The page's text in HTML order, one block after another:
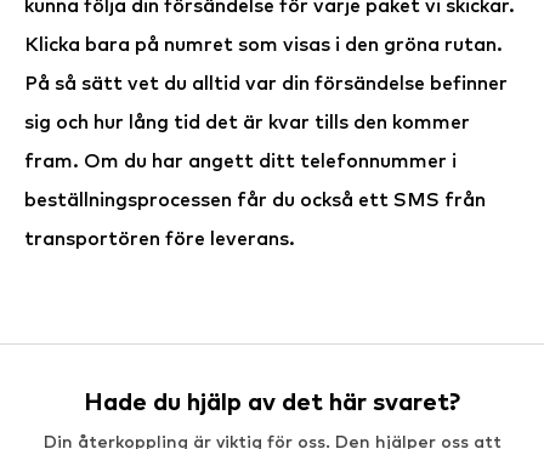
kunna följa din försändelse för varje paket vi skickar.
Klicka bara på numret som visas i den gröna rutan.
På så sätt vet du alltid var din försändelse befinner
sig och hur lång tid det är kvar tills den kommer
fram. Om du har angett ditt telefonnummer i
beställningsprocessen får du också ett SMS från
transportören före leverans.
Hade du hjälp av det här svaret?
Din återkoppling är viktig för oss. Den hjälper oss att